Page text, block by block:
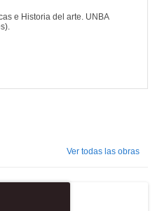
e Historia del arte. UNBA
Ver todas las obras